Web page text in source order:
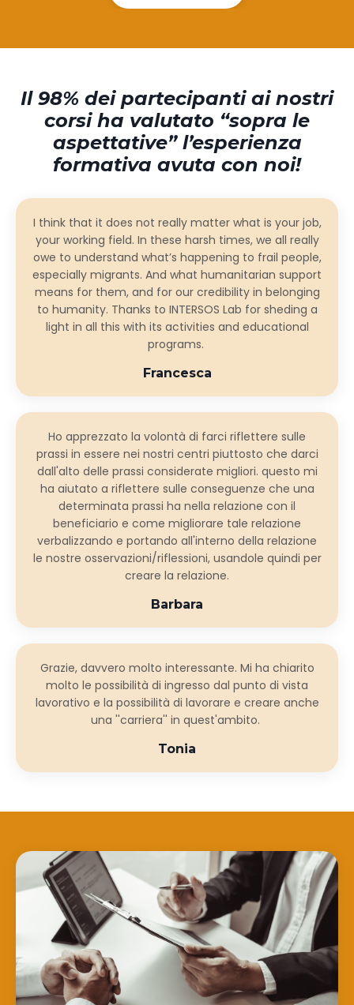
Il 98% dei partecipanti ai nostri
corsi ha valutato “sopra le
aspettative” l’esperienza
formativa avuta con noi!
I think that it does not really matter what is your job,
your working field. In these harsh times, we all really
owe to understand what’s happening to frail people,
especially migrants. And what humanitarian support
means for them, and for our credibility in belonging
to humanity. Thanks to INTERSOS Lab for sheding a
light in all this with its activities and educational
programs.
Francesca
Ho apprezzato la volontà di farci riflettere sulle
prassi in essere nei nostri centri piuttosto che darci
dall'alto delle prassi considerate migliori. questo mi
ha aiutato a riflettere sulle conseguenze che una
determinata prassi ha nella relazione con il
beneficiario e come migliorare tale relazione
verbalizzando e portando all'interno della relazione
le nostre osservazioni/riflessioni, usandole quindi per
creare la relazione.
Barbara
Grazie, davvero molto interessante. Mi ha chiarito
molto le possibilità di ingresso dal punto di vista
lavorativo e la possibilità di lavorare e creare anche
una ''carriera'' in quest'ambito.
Tonia